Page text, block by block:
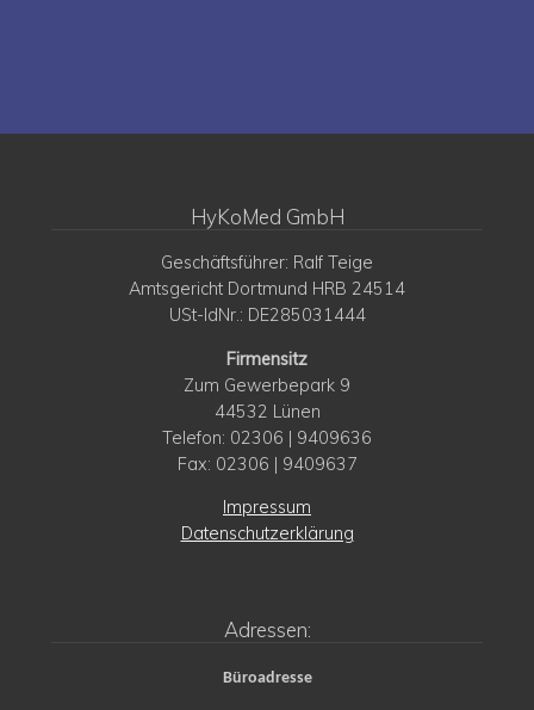
HyKoMed GmbH
Geschäftsführer: Ralf Teige
Amtsgericht Dortmund HRB 24514
USt-IdNr.: DE285031444
Firmensitz
Zum Gewerbepark 9
44532 Lünen
Telefon: 02306 | 9409636
Fax: 02306 | 9409637
Impressum
Datenschutzerklärung
Adressen:
Büroadresse